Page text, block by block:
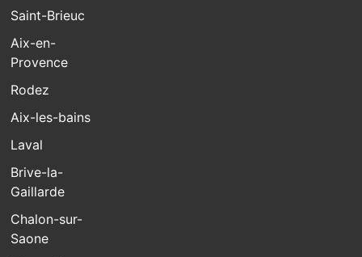
Saint-Brieuc
Aix-en-
Provence
Rodez
Aix-les-bains
Laval
Brive-la-
Gaillarde
Chalon-sur-
Saone